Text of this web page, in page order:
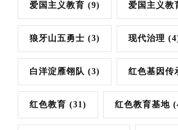
爱国主义教育 (9) 爱国主义教
狼牙山五勇士 (3) 现代治理
白洋淀雁翎队 (3) 红色基因传
红色教育 (31) 红色教育基地